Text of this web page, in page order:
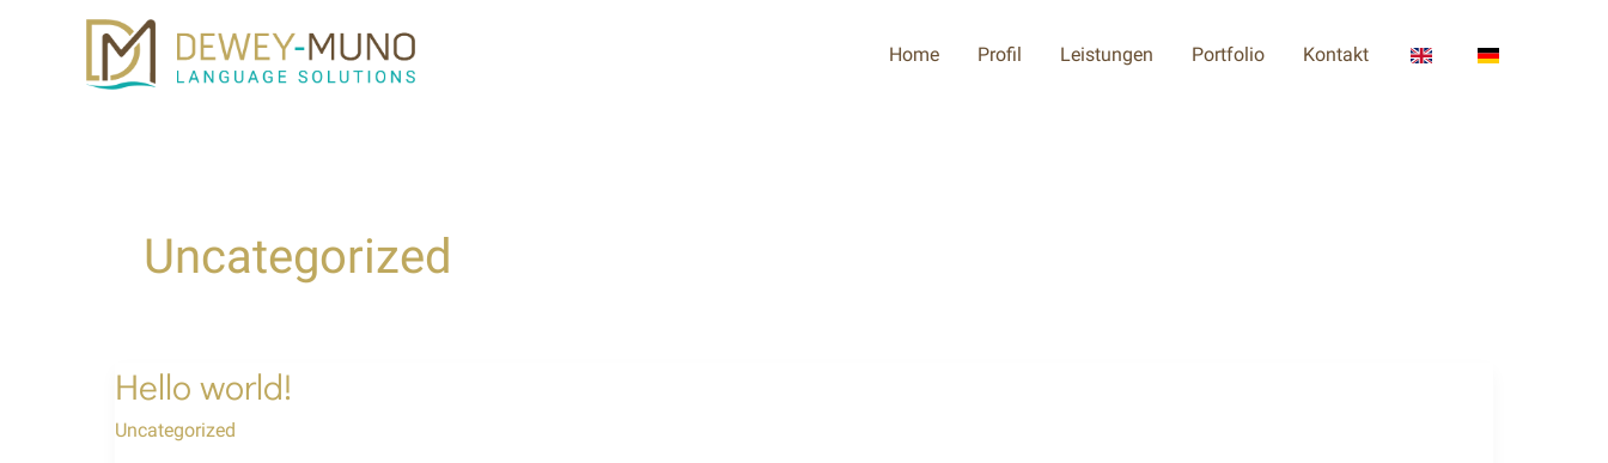
Home Profil Leistungen Portfolio Kontakt
Uncategorized
Hello world!
Uncategorized